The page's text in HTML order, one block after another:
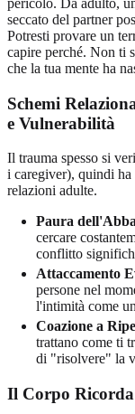
pericolo. Da adulto,
seccato del partner
Potresti provare un
capire perché. Non ti
che la tua mente ha
Schemi
e Vulnerabilità
Il trauma spesso si
i caregiver), quindi ha
relazioni adulte.
Paura
cercare
conflitto
Attaccamento
persone nel
l'intimità come
Coazione a
trattano come ti
di "risolvere" la
Il Corpo